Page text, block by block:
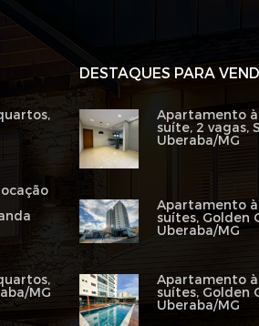
MG
DESTAQUES PARA
Apartamento à
suíte, 2 vagas,
Uberaba/MG
Apartamento
suítes, Golden
Uberaba/MG
Apartamento
suítes, Golden
Uberaba/MG